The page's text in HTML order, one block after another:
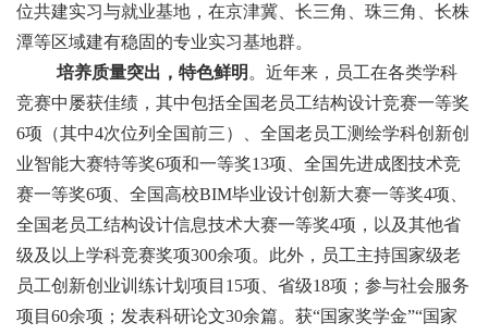
位共建实习与就业基地，在京津冀、长三角、珠三角、长株
潭等区域建有稳固的专业实习基地群。
培养质量突出，特色鲜明 。近年来，员工在各类学科
竞赛中屡获佳绩，其中包括全国老员工结构设计竞赛一等奖
6项（其中4次位列全国前三）、全国老员工测绘学科创新创
业智能大赛特等奖6项和一等奖13项、全国先进成图技术竞
赛一等奖6项、全国高校BIM毕业设计创新大赛一等奖4项、
全国老员工结构设计信息技术大赛一等奖4项，以及其他省
级及以上学科竞赛奖项300余项。此外，员工主持国家级老
员工创新创业训练计划项目15项、省级18项；参与社会服务
项目60余项；发表科研论文30余篇。获“国家奖学金”“国家